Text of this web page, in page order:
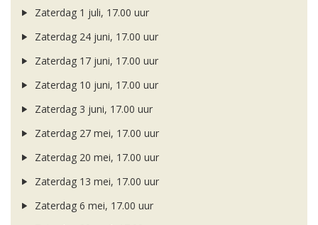
Zaterdag 1 juli, 17.00 uur
Zaterdag 24 juni, 17.00 uur
Zaterdag 17 juni, 17.00 uur
Zaterdag 10 juni, 17.00 uur
Zaterdag 3 juni, 17.00 uur
Zaterdag 27 mei, 17.00 uur
Zaterdag 20 mei, 17.00 uur
Zaterdag 13 mei, 17.00 uur
Zaterdag 6 mei, 17.00 uur